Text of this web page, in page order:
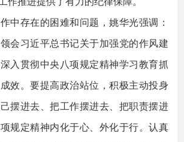
存在的困难和问题，姚华光强调：
会习近平总书记关于加强党的作风建
入贯彻中央八项规定精神学习教育抓
效。要提高政治站位，积极主动投身
摆进去、把工作摆进去、把职责摆进
规定精神内化于心、外化于行。认真